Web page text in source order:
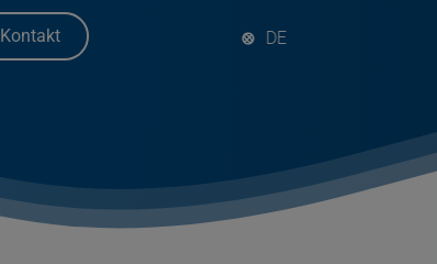
Kontakt